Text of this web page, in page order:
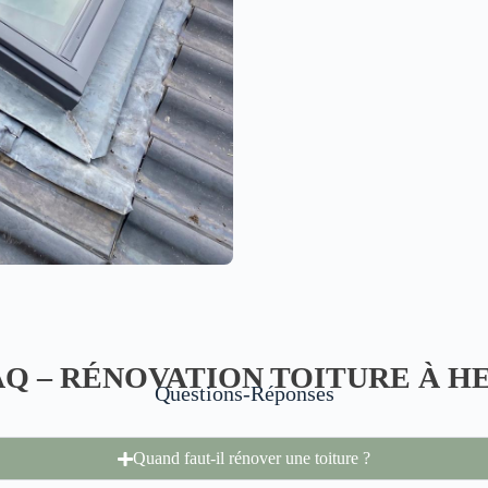
– RÉNOVATION TOITURE À
Questions-Réponses
Quand faut-il rénover une toiture ?